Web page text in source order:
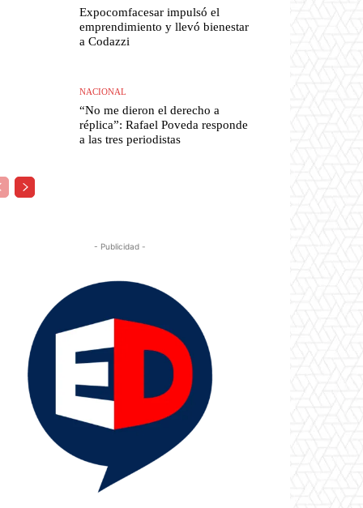
Expocomfacesar impulsó el
emprendimiento y llevó bienestar
a Codazzi
NACIONAL
“No me dieron el derecho a
réplica”: Rafael Poveda responde
a las tres periodistas
- Publicidad -